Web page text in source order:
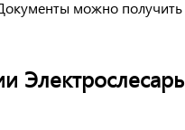
можно получить